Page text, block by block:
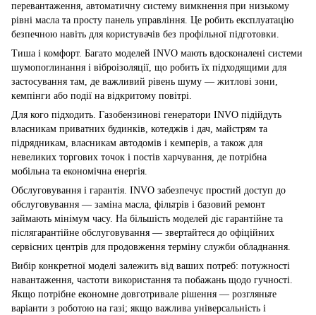
перевантаження, автоматичну систему вимкнення при низькому
рівні масла та просту панель управління. Це робить експлуатацію
безпечною навіть для користувачів без профільної підготовки.
Тиша і комфорт. Багато моделей INVO мають вдосконалені системи
шумопоглинання і віброізоляції, що робить їх підходящими для
застосування там, де важливий рівень шуму — житлові зони,
кемпінги або події на відкритому повітрі.
Для кого підходить. Газобензинові генератори INVO підійдуть
власникам приватних будинків, котеджів і дач, майстрям та
підрядникам, власникам автодомів і кемперів, а також для
невеликих торгових точок і постів харчування, де потрібна
мобільна та економічна енергія.
Обслуговування і гарантія. INVO забезпечує простий доступ до
обслуговування — заміна масла, фільтрів і базовий ремонт
займають мінімум часу. На більшість моделей діє гарантійне та
післягарантійне обслуговування — звертайтеся до офіційних
сервісних центрів для продовження терміну служби обладнання.
Вибір конкретної моделі залежить від ваших потреб: потужності
навантаження, частоти використання та побажань щодо гучності.
Якщо потрібне економне довготривале рішення — розгляньте
варіанти з роботою на газі; якщо важлива універсальність і